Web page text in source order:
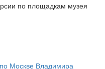
по площадкам музея